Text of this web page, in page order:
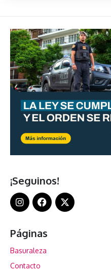
¡Seguinos!
Páginas
Basuraleza
Contacto